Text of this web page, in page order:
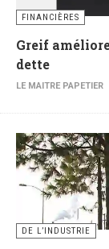
FINANCIÈRES
Greif
dette
LE MAITRE PAPETIER
DE L’INDUSTRIE